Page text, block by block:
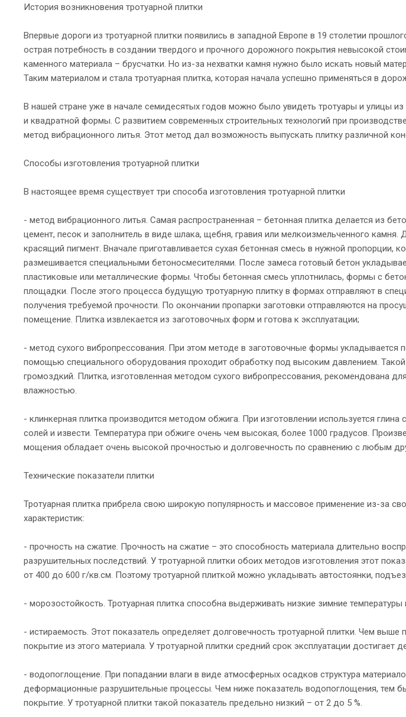
История возникновения тротуарной плитки
Впервые дороги из тротуарной плитки появились в западной Европе в 19 столетии
острая потребность в создании твердого и прочного дорожного покрытия невысокой
каменного материала – брусчатки. Но из-за нехватки камня нужно было искать новый
Таким материалом и стала тротуарная плитка, которая начала успешно применяться в
В нашей стране уже в начале семидесятых годов можно было увидеть тротуары и улицы
и квадратной формы. С развитием современных строительных технологий при
метод вибрационного литья. Этот метод дал возможность выпускать плитку различной
Способы изготовления тротуарной плитки
В настоящее время существует три способа изготовления тротуарной плитки
- метод вибрационного литья. Самая распространенная – бетонная плитка делается из
цемент, песок и заполнитель в виде шлака, щебня, гравия или мелкоизмельченного камня.
красящий пигмент. Вначале приготавливается сухая бетонная смесь в нужной пропорции,
размешивается специальными бетоносмесителями. После замеса готовый бетон
пластиковые или металлические формы. Чтобы бетонная смесь уплотнилась, формы с
площадки. После этого процесса будущую тротуарную плитку в формах отправляют в
получения требуемой прочности. По окончании пропарки заготовки отправляются на
помещение. Плитка извлекается из заготовочных форм и готова к эксплуатации;
- метод сухого вибропрессования. При этом методе в заготовочные формы укладывается
помощью специального оборудования проходит обработку под высоким давлением.
громоздкий. Плитка, изготовленная методом сухого вибропрессования, рекомендована
влажностью.
- клинкерная плитка производится методом обжига. При изготовлении используется
солей и извести. Температура при обжиге очень чем высокая, более 1000 градусов.
мощения обладает очень высокой прочностью и долговечность по сравнению с любым
Технические показатели плитки
Тротуарная плитка прибрела свою широкую популярность и массовое применение из-за
характеристик:
- прочность на сжатие. Прочность на сжатие – это способность материала длительно
разрушительных последствий. У тротуарной плитки обоих методов изготовления этот
от 400 до 600 г/кв.см. Поэтому тротуарной плиткой можно укладывать автостоянки,
- морозостойкость. Тротуарная плитка способна выдерживать низкие зимние
- истираемость. Этот показатель определяет долговечность тротуарной плитки. Чем выше
покрытие из этого материала. У тротуарной плитки средний срок эксплуатации достигает
- водопоглощение. При попадании влаги в виде атмосферных осадков структура
деформационные разрушительные процессы. Чем ниже показатель водопоглощения, тем
покрытие. У тротуарной плитки такой показатель предельно низкий – от 2 до 5 %.